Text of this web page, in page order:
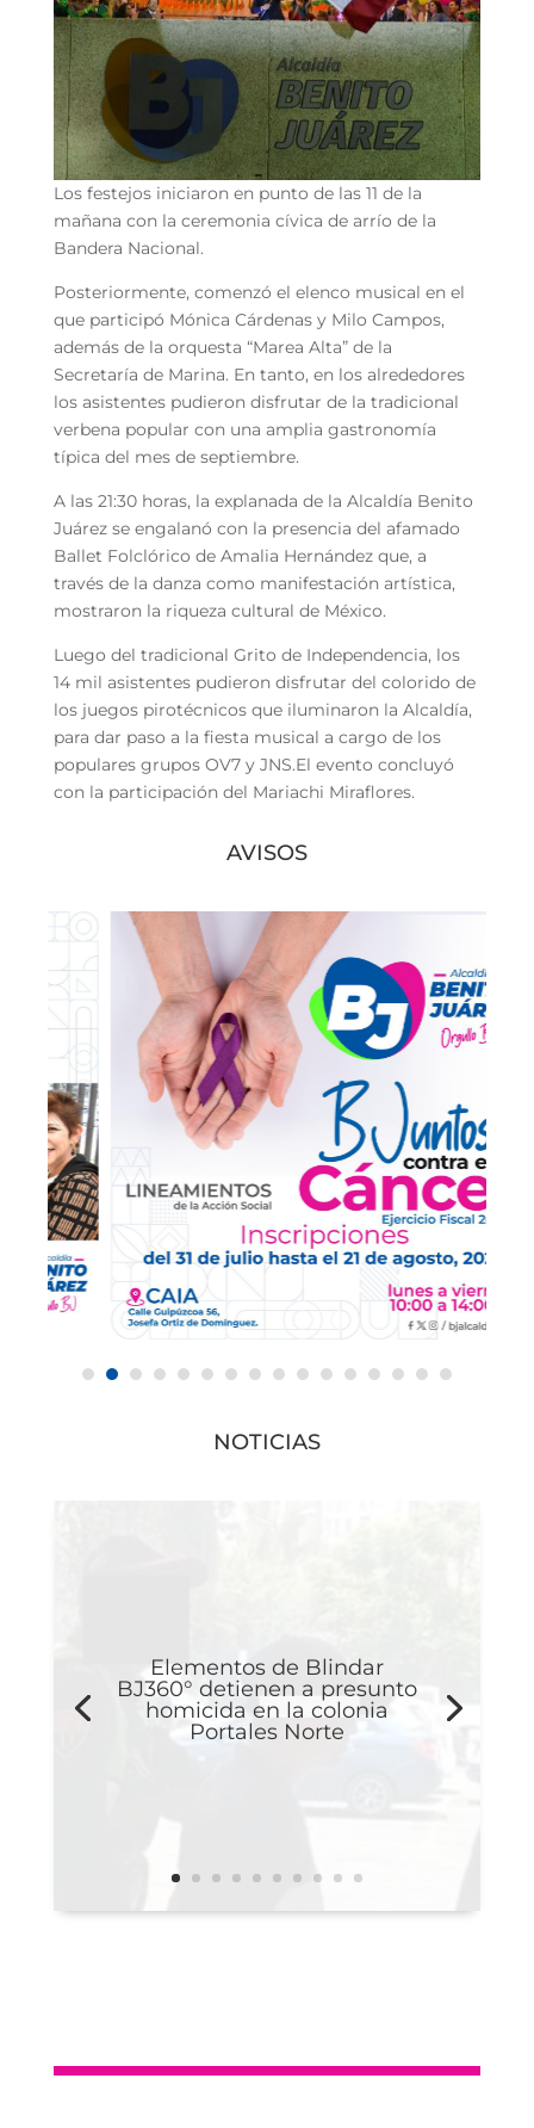
Los festejos iniciaron en punto de las 11 de la
mañana con la ceremonia cívica de arrío de la
Bandera Nacional.
Posteriormente, comenzó el elenco musical en el
que participó Mónica Cárdenas y Milo Campos,
además de la orquesta “Marea Alta” de la
Secretaría de Marina. En tanto, en los alrededores
los asistentes pudieron disfrutar de la tradicional
verbena popular con una amplia gastronomía
típica del mes de septiembre.
A las 21:30 horas, la explanada de la Alcaldía Benito
Juárez se engalanó con la presencia del afamado
Ballet Folclórico de Amalia Hernández que, a
través de la danza como manifestación artística,
mostraron la riqueza cultural de México.
Luego del tradicional Grito de Independencia, los
14 mil asistentes pudieron disfrutar del colorido de
los juegos pirotécnicos que iluminaron la Alcaldía,
para dar paso a la fiesta musical a cargo de los
populares grupos OV7 y JNS.El evento concluyó
con la participación del Mariachi Miraflores.
AVISOS
NOTICIAS
Elementos de Blindar
BJ360° detienen a presunto
homicida en la colonia
Portales Norte